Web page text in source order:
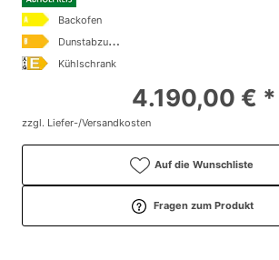
Backofen
D
unstabzugshaube
Kühlschrank
4.190,00 € *
zzgl. Liefer-/Versandkosten
Auf die Wunschliste
Fragen zum Produkt